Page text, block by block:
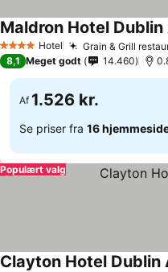
4 StjernerHotel Grain & Grill
Maldron Hotel
8,1 Meget godt 14.460
Af 1.526 kr.
Se priser fra 16
Populært valg
Clayton Hotel Dublin